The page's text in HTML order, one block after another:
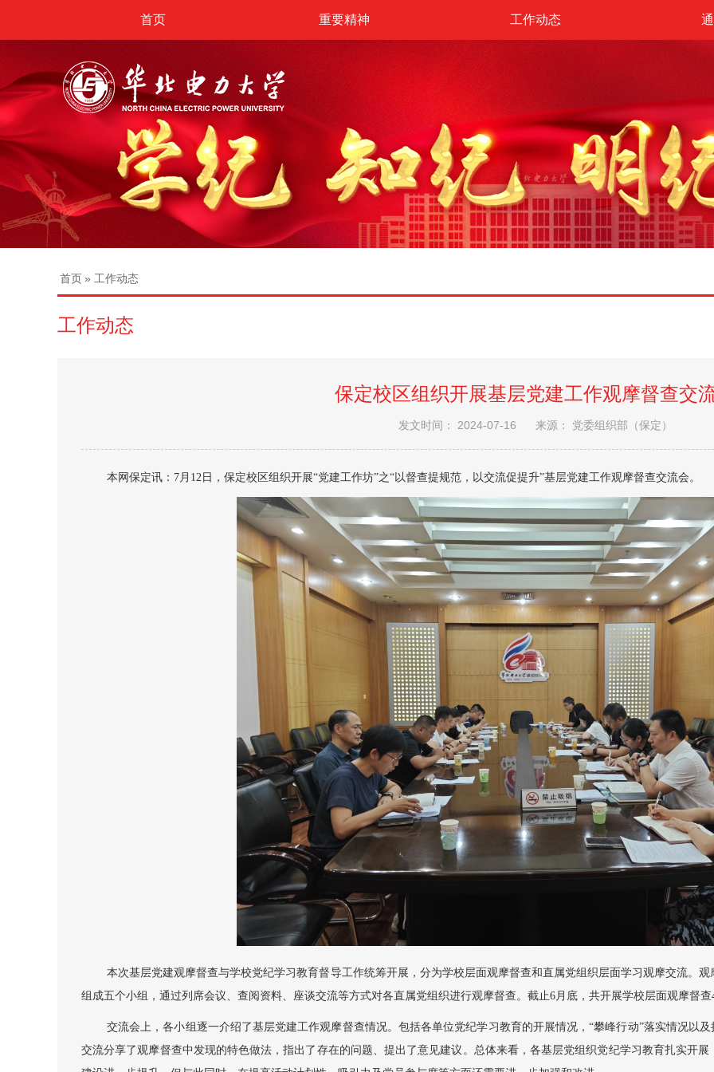
首页 重要精神 工作动态
首页» 工作动态
工作动态
保定校区组织开展基层党建工作观摩督查交
发文时间： 2024-07-16 来源： 党委组织部（保定）
本网保定讯：7月12日，保定校区组织开展“党建工作坊”之“以督查提规范，以交流促提升”基层党建工作观摩督查交流会。
本次基层党建观摩督查与学校党纪学习教育督导工作统筹开展，分为学校层面观摩督查和直属党组织层面学习观摩交流。
组成五个小组，通过列席会议、查阅资料、座谈交流等方式对各直属党组织进行观摩督查。截止6月底，共开展学校层面观摩督
交流会上，各小组逐一介绍了基层党建工作观摩督查情况。包括各单位党纪学习教育的开展情况，“攀峰行动”落实情况以
交流分享了观摩督查中发现的特色做法，指出了存在的问题、提出了意见建议。总体来看，各基层党组织党纪学习教育扎实开